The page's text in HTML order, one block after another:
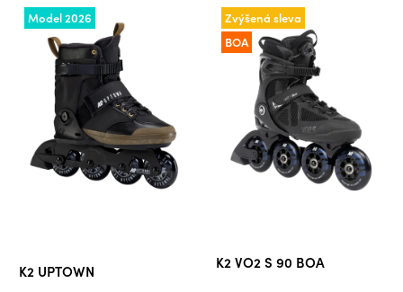
Model 2026
K2 UPTOWN
Zvýšená sleva
BOA
K2 VO2 S 90 BOA
Průměrné